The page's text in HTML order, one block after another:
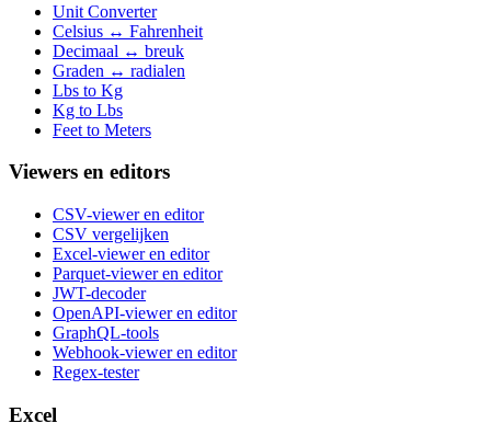
Unit Converter
Celsius ↔ Fahrenheit
Decimaal ↔ breuk
Graden ↔ radialen
Lbs to Kg
Kg to Lbs
Feet to Meters
Viewers en editors
CSV-viewer en editor
CSV vergelijken
Excel-viewer en editor
Parquet-viewer en editor
JWT-decoder
OpenAPI-viewer en editor
GraphQL-tools
Webhook-viewer en editor
Regex-tester
Excel